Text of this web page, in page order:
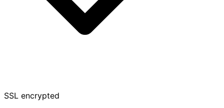
SSL encrypted